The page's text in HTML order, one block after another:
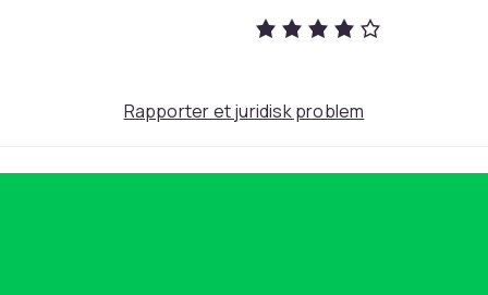
å vedlikeholde resultatet.
da det vil hindre serumet å absorbere
måte som en eyeliner.
Rapporter et juridisk problem